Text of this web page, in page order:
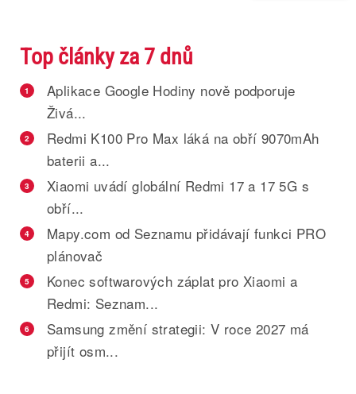
Top články za 7 dnů
1
Aplikace Google Hodiny nově podporuje
Živá...
2
Redmi K100 Pro Max láká na obří 9070mAh
baterii a...
3
Xiaomi uvádí globální Redmi 17 a 17 5G s
obří...
4
Mapy.com od Seznamu přidávají funkci PRO
plánovač
5
Konec softwarových záplat pro Xiaomi a
Redmi: Seznam...
6
Samsung změní strategii: V roce 2027 má
přijít osm...